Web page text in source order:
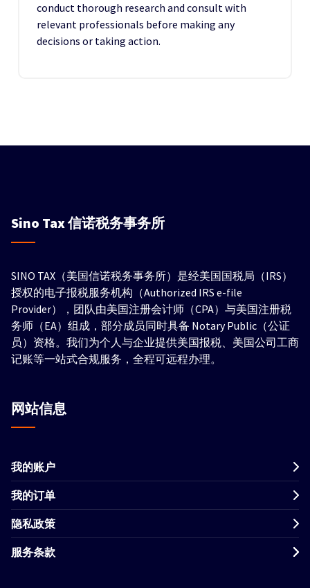
conduct thorough research and consult with
relevant professionals before making any
decisions or taking action.
Sino Tax信诺税务事务所
SINO TAX（美国信诺税务事务所）是经美国国税局（IRS）
授权的电子报税服务机构（Authorized IRS e-file
Provider），团队由美国注册会计师（CPA）与美国注册税
务师（EA）组成，部分成员同时具备 Notary Public（公证
员）资格。我们为个人与企业提供美国报税、美国公司工商
记账等一站式合规服务，全程可远程办理。
网站信息
我的账户
我的订单
隐私政策
服务条款